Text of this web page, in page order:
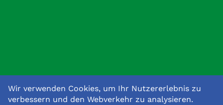
Wir verwenden Cookies, um Ihr Nutzererlebnis zu
verbessern und den Webverkehr zu analysieren.